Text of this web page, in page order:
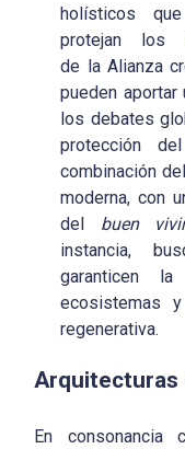
holísticos
protejan los
de la Alianza
pueden aportar
los debates
protección
combinación
moderna, con
del buen vivir
instancia,
garanticen
ecosistemas
regenerativa.
Arquitecturas
En consonancia